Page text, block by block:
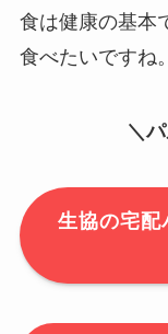
食は健康の基本
食べたいですね。
＼
生協の宅